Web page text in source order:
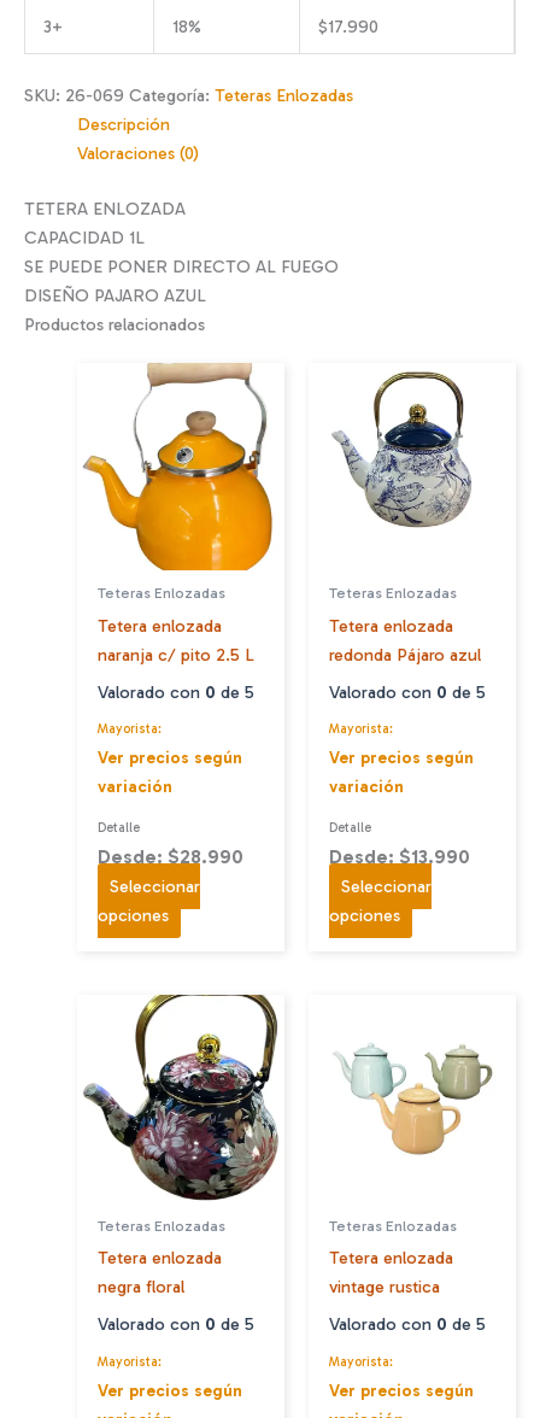
3+ 18% $17.990
SKU: 26-069 Categoría: Teteras Enlozadas
Descripción
Valoraciones (0)
TETERA ENLOZADA
CAPACIDAD 1L
SE PUEDE PONER DIRECTO AL FUEGO
DISEÑO PAJARO AZUL
Productos relacionados
Teteras Enlozadas
Tetera enlozada
naranja c/ pito 2.5 L
Valorado con 0 de 5
Mayorista:
Ver precios según
variación
Detalle
Desde: $28.990
Seleccionar
opciones Este
producto
múltiples
variantes.
Las
opciones
se
pueden
elegir
en
la
página
de
producto
Teteras Enlozadas
Tetera enlozada
redonda Pájaro azul
Valorado con 0 de 5
Mayorista:
Ver precios según
variación
Detalle
Desde: $13.990
Seleccionar
opciones Este
producto
Las
opciones
se
pueden
la
página
de
producto
Teteras Enlozadas
Tetera enlozada
negra floral
Valorado con 0 de 5
Mayorista:
Ver precios según
Teteras Enlozadas
Tetera enlozada
vintage rustica
Valorado con 0 de 5
Mayorista:
Ver precios según